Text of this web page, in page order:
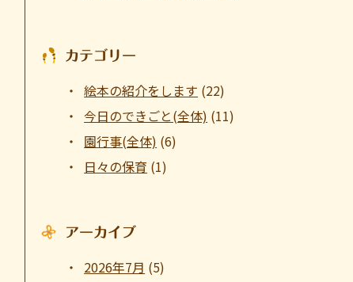
カテゴリー
絵本の紹介をします (22)
今日のできごと(全体) (11)
園行事(全体) (6)
日々の保育 (1)
アーカイブ
2026年7月 (5)